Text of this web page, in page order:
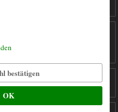
bestätigen
OK